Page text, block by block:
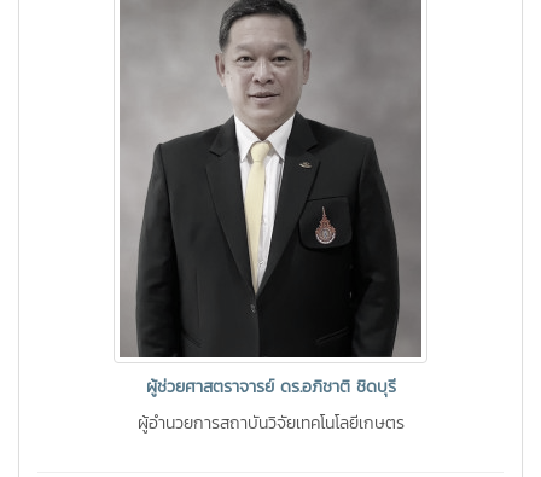
ผู้ช่วยศาสตราจารย์ ดร.อภิชาติ ชิดบุรี
ผู้อำนวยการสถาบันวิจัยเทคโนโลยีเกษตร